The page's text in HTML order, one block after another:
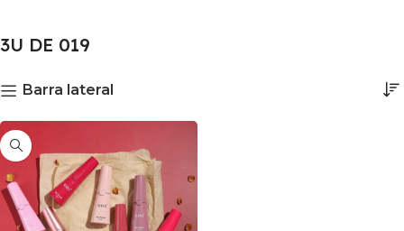
3U DE 019
Barra lateral